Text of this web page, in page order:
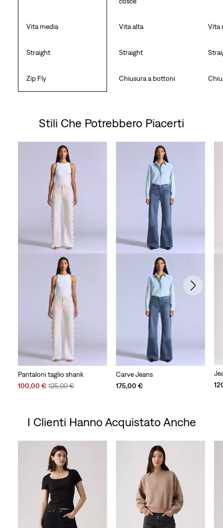
Vita media Vita alta Vita
Straight Straight
Zip Fly Chiusura a bottoni
Stili Che Potrebbero Piacerti
Pantaloni taglio shank
Sale
100,00 €Original
125,00 €
Carve Jeans
175,00 €
I Clienti Hanno Acquistato Anche